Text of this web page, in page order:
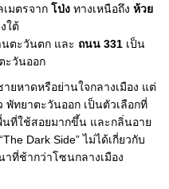
มตรจาก โป่ง ทางเหนือถึง ห้วย
ใต้
ตะวันตก และ ถนน 331เป็น
ะวันออก
ยหาดหรือย่านใจกลางเมือง แต่
พัทยาตะวันออก เป็นตัวเลือกที่
นที่ใช้สอยมากขึ้น และกลิ่นอาย
Dark Side” ไม่ได้เกี่ยวกับ
ที่ช้ากว่าโซนกลางเมือง